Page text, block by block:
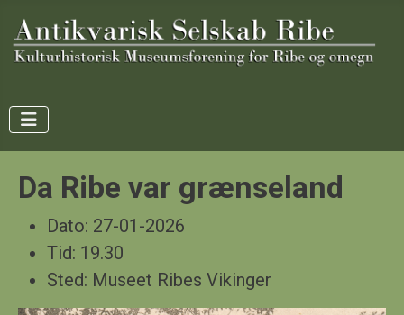
Da Ribe var grænseland
Dato: 27-01-2026
Tid: 19.30
Sted: Museet Ribes Vikinger